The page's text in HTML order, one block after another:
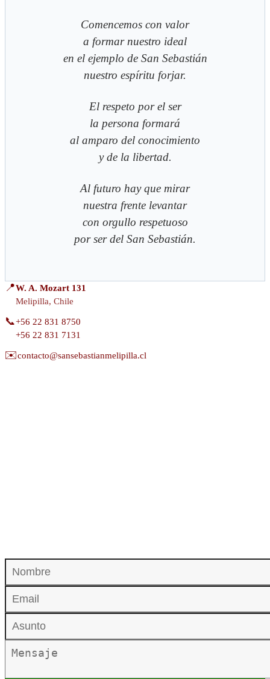
Comencemos con valor
a formar nuestro ideal
en el ejemplo de San Sebastián
nuestro espíritu forjar.
El respeto por el ser
la persona formará
al amparo del conocimiento
y de la libertad.
Al futuro hay que mirar
nuestra frente levantar
con orgullo respetuoso
por ser del San Sebastián.
2017-
05-
📍W. A. Mozart 131
Melipilla, Chile
📞+56 22 831 8750
+56 22 831 7131
✉️contacto@sansebastianmelipilla.cl